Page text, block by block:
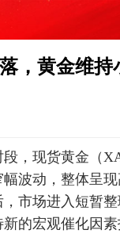
，黄金维持
段，现货黄金（
幅波动，整体呈
市场进入短暂
的宏观催化因素